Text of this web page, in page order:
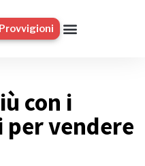
con i
vendere